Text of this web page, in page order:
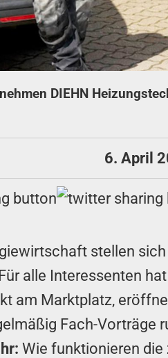
DIEHN
6. April
stellen
alle Interessenten
am Marktplatz,
Fach-Vorträge
Wie funktionieren